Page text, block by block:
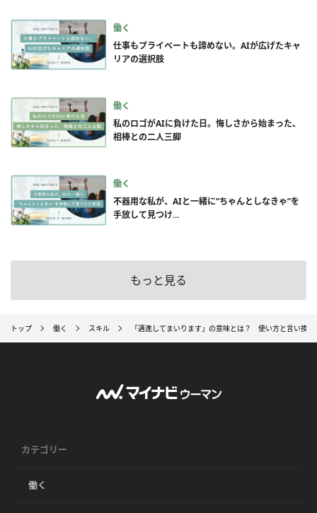
働く
仕事もプライベートも諦めない。AIが広げたキャ
リアの選択肢
働く
私のロゴがAIに負けた日。悔しさから始まった、
相棒との二人三脚
働く
不器用な私が、AIと一緒に”ちゃんとしなきゃ”を
手放して見つけ...
もっと見る
トップ 働く スキル 「邁進してまいります」の意味とは？ 使い方と言い換
カテゴリー
働く